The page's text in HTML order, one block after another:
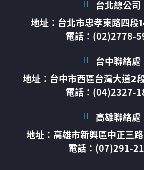
台北總公司
地址： 台北市忠孝東路四
電話：(02)2778-
台中聯絡處
地址： 台中市西區台灣大道2
電話：(04)2327-
高雄聯絡處
地址： 高雄市新興區中正三
電話：(07)291-